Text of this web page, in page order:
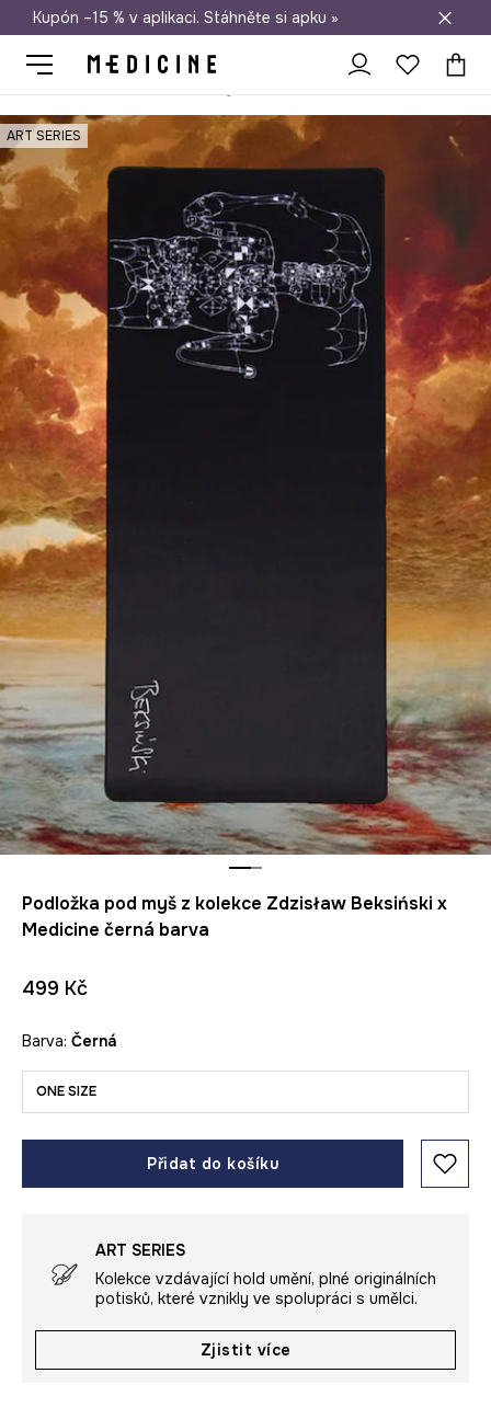
Doprava zdarma při nákupu nad 1 200 Kč
Kupón –15 % v aplikaci. Stáhněte si apku »
ART SERIES
Podložka pod myš z kolekce Zdzisław Beksiński x
Medicine černá barva
499 Kč
Barva: černá
ONE SIZE
Přidat do košíku
ART SERIES
Kolekce vzdávající hold umění, plné originálních
potisků, které vznikly ve spolupráci s umělci.
Zjistit více